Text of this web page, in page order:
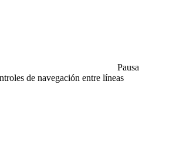
Pausa
de navegación entre líneas